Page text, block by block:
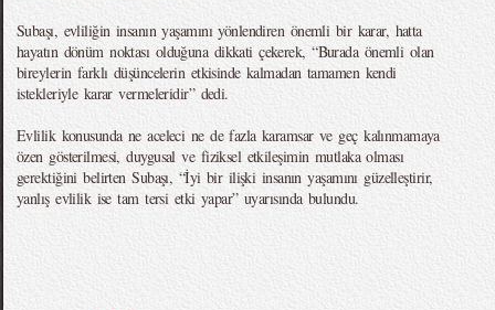
Subaşı, evliliğin insanın yaşamını yönlendiren önemli bir karar, hatta
hayatın dönüm noktası olduğuna dikkati çekerek, “Burada önemli olan
bireylerin farklı düşüncelerin etkisinde kalmadan tamamen kendi
istekleriyle karar vermeleridir” dedi.
Evlilik konusunda ne aceleci ne de fazla karamsar ve geç kalınmamaya
özen gösterilmesi, duygusal ve fiziksel etkileşimin mutlaka olması
gerektiğini belirten Subaşı, “İyi bir ilişki insanın yaşamını güzelleştirir,
yanlış evlilik ise tam tersi etki yapar” uyarısında bulundu.